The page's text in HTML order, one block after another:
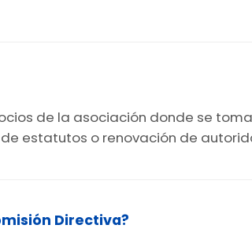
de la asociación donde se
estatutos o renovación de
Directiva?